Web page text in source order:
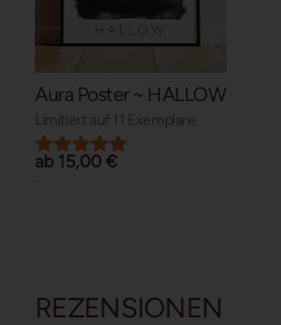
Aura Poster ~ HALLOW
Limitiert auf 11 Exemplare
Bewertet mit
ab 15,00 €
REZENSIONEN